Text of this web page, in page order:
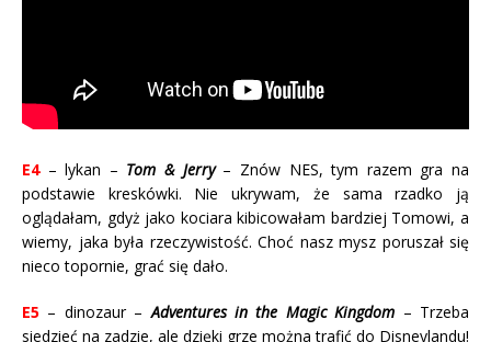
E4– lykan – Tom & Jerry– Znów NES, tym razem gra na
podstawie kreskówki. Nie ukrywam, że sama rzadko ją
oglądałam, gdyż jako kociara kibicowałam bardziej Tomowi, a
wiemy, jaka była rzeczywistość. Choć nasz mysz poruszał się
nieco topornie, grać się dało.
E5 – dinozaur –Adventures in the Magic Kingdom – Trzeba
siedzieć na zadzie, ale dzięki grze można trafić do Disneylandu!